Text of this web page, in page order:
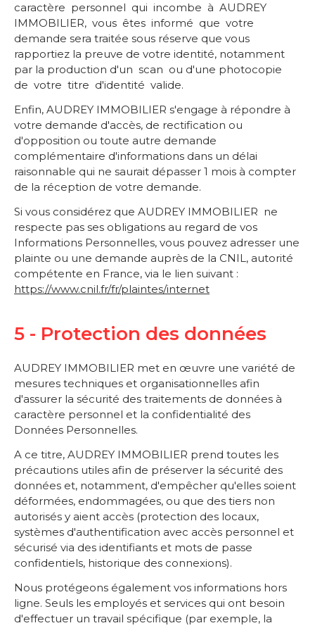
caractère personnel qui incombe à AUDREY
IMMOBILIER, vous êtes informé que votre
demande sera traitée sous réserve que vous
rapportiez la preuve de votre identité, notamment
par la production d'un scan ou d'une photocopie
de votre titre d'identité valide.
Enfin, AUDREY IMMOBILIER s'engage à répondre à
votre demande d'accès, de rectification ou
d'opposition ou toute autre demande
complémentaire d'informations dans un délai
raisonnable qui ne saurait dépasser 1 mois à compter
de la réception de votre demande.
Si vous considérez que AUDREY IMMOBILIER ne
respecte pas ses obligations au regard de vos
Informations Personnelles, vous pouvez adresser une
plainte ou une demande auprès de la CNIL, autorité
compétente en France, via le lien suivant :
https://www.cnil.fr/fr/plaintes/internet
5 - Protection des données
AUDREY IMMOBILIER met en œuvre une variété de
mesures techniques et organisationnelles afin
d'assurer la sécurité des traitements de données à
caractère personnel et la confidentialité des
Données Personnelles.
A ce titre, AUDREY IMMOBILIER prend toutes les
précautions utiles afin de préserver la sécurité des
données et, notamment, d'empêcher qu'elles soient
déformées, endommagées, ou que des tiers non
autorisés y aient accès (protection des locaux,
systèmes d'authentification avec accès personnel et
sécurisé via des identifiants et mots de passe
confidentiels, historique des connexions).
Nous protégeons également vos informations hors
ligne. Seuls les employés et services qui ont besoin
d'effectuer un travail spécifique (par exemple, la